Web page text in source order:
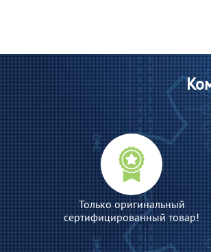
Только оригинальный
сертифицированный товар!